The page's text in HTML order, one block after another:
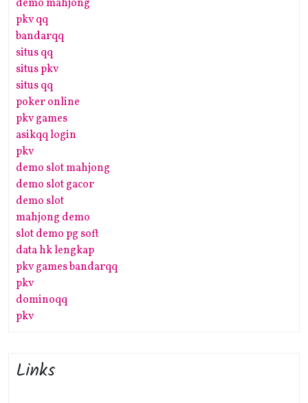
demo mahjong
pkv qq
bandarqq
situs qq
situs pkv
situs qq
poker online
pkv games
asikqq login
pkv
demo slot mahjong
demo slot gacor
demo slot
mahjong demo
slot demo pg soft
data hk lengkap
pkv games bandarqq
pkv
dominoqq
pkv
Links